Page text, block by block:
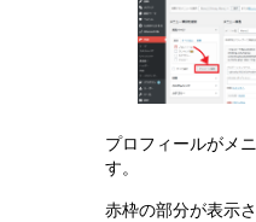
プロフィールがメ
す。
赤枠の部分が表示